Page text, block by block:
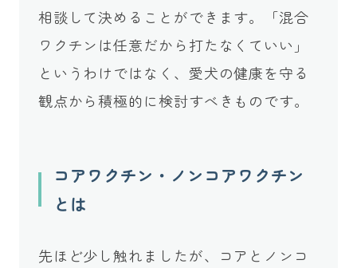
相談して決めることができます。「混合
ワクチンは任意だから打たなくていい」
というわけではなく、愛犬の健康を守る
観点から積極的に検討すべきものです。
コアワクチン・ノンコアワクチン
とは
先ほど少し触れましたが、コアとノンコ